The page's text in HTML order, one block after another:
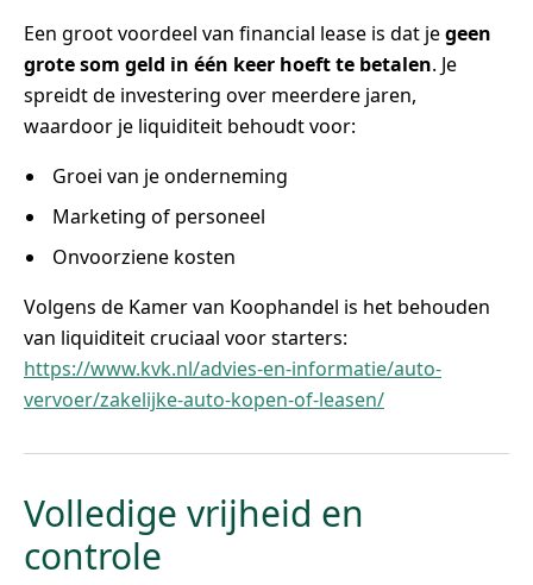
Een groot voordeel van financial lease is dat jegeen
grote som geld in één keer hoeft te betalen. Je
spreidt de investering over meerdere jaren,
waardoor je liquiditeit behoudt voor:
Groei van je onderneming
Marketing of personeel
Onvoorziene kosten
Volgens de Kamer van Koophandel is het behouden
van liquiditeit cruciaal voor starters:
https://www.kvk.nl/advies-en-informatie/auto-
vervoer/zakelijke-auto-kopen-of-leasen/
Volledige vrijheid en
controle